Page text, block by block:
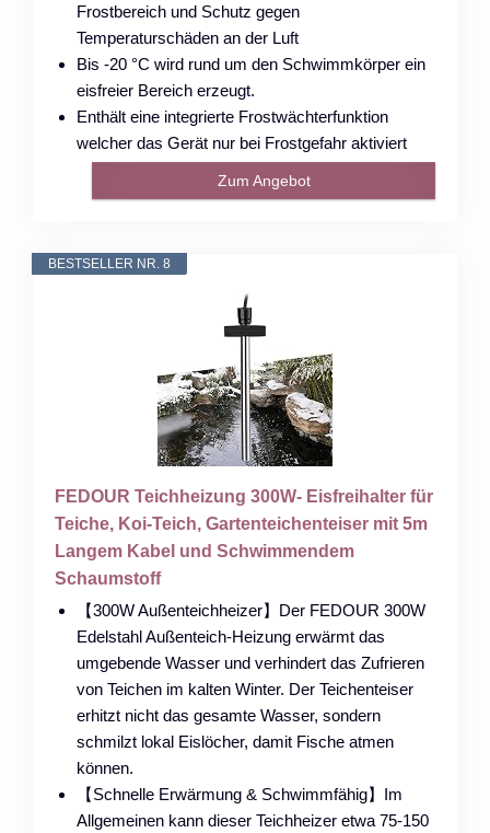
Frostbereich und Schutz gegen
Temperaturschäden an der Luft
Bis -20 °C wird rund um den Schwimmkörper ein
eisfreier Bereich erzeugt.
Enthält eine integrierte Frostwächterfunktion
welcher das Gerät nur bei Frostgefahr aktiviert
Zum Angebot
BESTSELLER NR. 8
FEDOUR Teichheizung 300W- Eisfreihalter für
Teiche, Koi-Teich, Gartenteichenteiser mit 5m
Langem Kabel und Schwimmendem
Schaumstoff
【300W Außenteichheizer】Der FEDOUR 300W
Edelstahl Außenteich-Heizung erwärmt das
umgebende Wasser und verhindert das Zufrieren
von Teichen im kalten Winter. Der Teichenteiser
erhitzt nicht das gesamte Wasser, sondern
schmilzt lokal Eislöcher, damit Fische atmen
können.
【Schnelle Erwärmung & Schwimmfähig】Im
Allgemeinen kann dieser Teichheizer etwa 75-150